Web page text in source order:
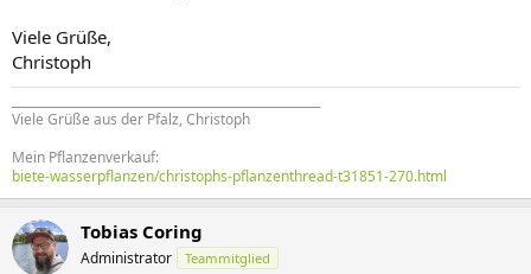
Viele Grüße,
Christoph
Viele Grüße aus der Pfalz, Christoph
Mein Pflanzenverkauf:
biete-wasserpflanzen/christophs-pflanzenthread-t31851-270.html
Tobias Coring
Administrator Teammitglied